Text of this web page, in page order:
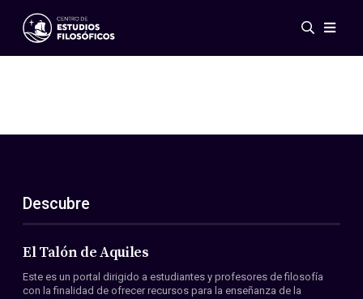
Eventos
ES
EN
Acerca de nosotros
Miembros
Convenios
Descubre
El Talón de Aquiles
Este es un portal dirigido a estudiantes y profesores de filosofía
con la finalidad de ofrecer recursos para la enseñanza de la